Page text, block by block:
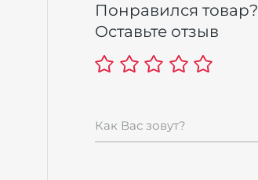
Понравился товар?
Оставьте отзыв
Как Вас зовут?